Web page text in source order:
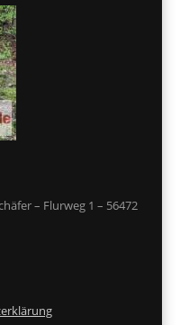
– Flurweg 1 – 56472